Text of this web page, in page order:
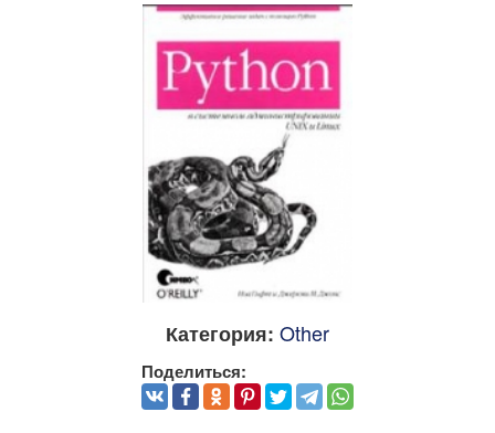
Категория: Other
Поделиться: